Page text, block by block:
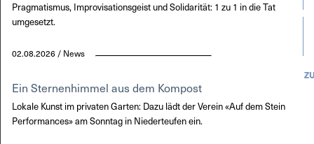
Pragmatismus, Improvisationsgeist und Solidarität: 1 zu 1 in die Tat
umgesetzt.
02.08.2026 / News
Ein Sternenhimmel aus dem Kompost
Lokale Kunst im privaten Garten: Dazu lädt der Verein «Auf dem Stein
Performances» am Sonntag in Niederteufen ein.